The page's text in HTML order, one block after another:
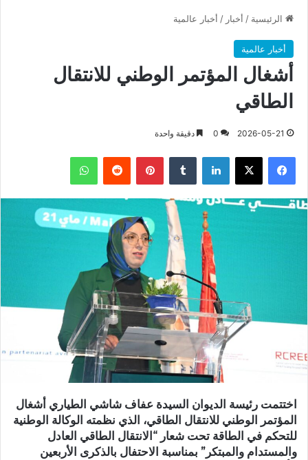
الرئيسية / أخبار / أخبار عالمية
أخبار عالمية
أشغال المؤتمر الوطني للانتقال
الطاقي
2026-05-21
0 دقيقة واحدة
فيسبوك X لينكدإن بينتيريست واتساب
اختتمت رئيسة الديوان السيدة عفاف شاشي الطياري أشغال
المؤتمر الوطني للانتقال الطاقي، الذي نظمته الوكالة الوطنية
للتحكم في الطاقة تحت شعار “الانتقال الطاقي العادل
والمستدام والمبتكر” بمناسبة الاحتفال بالذكرى الأربعين